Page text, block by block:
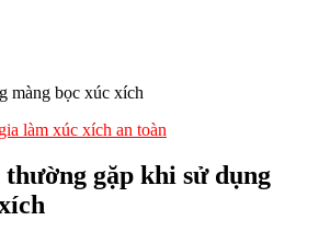
màng bọc xúc xích
làm xúc xích an toàn
gặp khi sử dụng